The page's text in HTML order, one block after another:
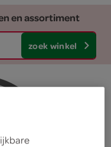
en assortiment
zoek winkel